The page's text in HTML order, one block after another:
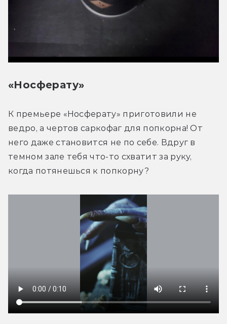
«Носферату»
К премьере «Носферату» приготовили не
ведро, а чертов саркофаг для попкорна! От
него даже становится не по себе. Вдруг в
темном зале тебя что-то схватит за руку,
когда потянешься к попкорну?